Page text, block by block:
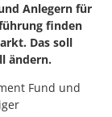
Anlegern für
finden
Das soll
ändern.
Fund und